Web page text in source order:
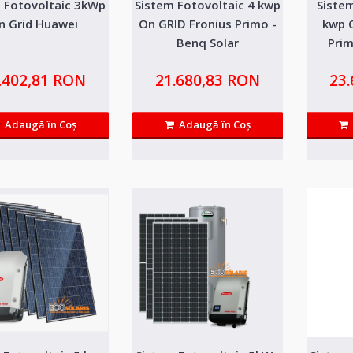
Sistem Fotovoltaic 3 kwp On
- Benq Solar
are ca utilitate red..
Sistem Fotovoltaic 3 kWp On Grid Primo (
in retea ce are ca ..
Fotovoltaic 3kWp
Grid Huawei
RON
Adaugă în Coş
Sistem Fotovoltaic 4 kwp
On GRID Fronius Primo -
Benq Solar
21.680,83 RON
Adaugă în Coş
kwp